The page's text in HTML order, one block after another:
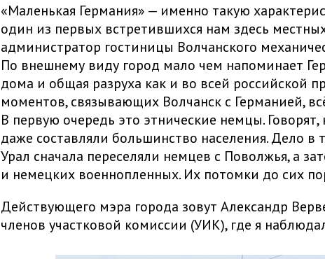
«Маленькая Германия» — именно такую
один из первых встретившихся нам здесь
администратор гостиницы Волчанского
По внешнему виду город мало чем напоминает
дома и общая разруха как и во всей российской
моментов, связывающих Волчанск с Германией,
В первую очередь это этнические немцы. Говорят,
даже составляли большинство населения. Дело в
Урал сначала переселяли немцев с Поволжья, а
и немецких военнопленных. Их потомки до сих
Действующего мэра города зовут Александр
членов участковой комиссии (УИК), где я